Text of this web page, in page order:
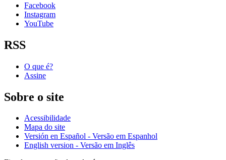
Facebook
Instagram
YouTube
RSS
O que é?
Assine
Sobre o site
Acessibilidade
Mapa do site
Versión en Español - Versão em Espanhol
English version - Versão em Inglês